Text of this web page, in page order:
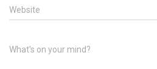
Website
What's on your mind?